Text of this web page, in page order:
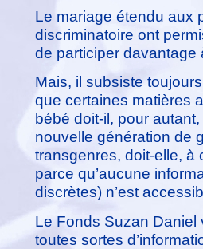
Le mariage étendu aux
discriminatoire ont
de participer davantage
Mais, il subsiste
que certaines matières
bébé doit-il, pour
nouvelle génération de
transgenres, doit-elle, à
parce qu’aucune
discrètes) n’est
Le Fonds Suzan Daniel
toutes sortes